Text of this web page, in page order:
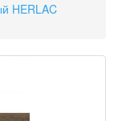
HERLAC